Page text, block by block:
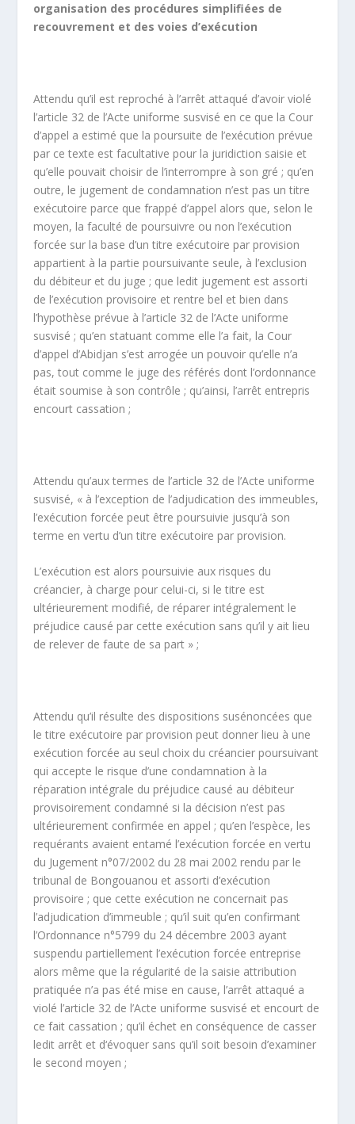
organisation des procédures simplifiées de
recouvrement et des voies d’exécution
Attendu qu’il est reproché à l’arrêt attaqué d’avoir violé
l’article 32 de l’Acte uniforme susvisé en ce que la Cour
d’appel a estimé que la poursuite de l’exécution prévue
par ce texte est facultative pour la juridiction saisie et
qu’elle pouvait choisir de l’interrompre à son gré ; qu’en
outre, le jugement de condamnation n’est pas un titre
exécutoire parce que frappé d’appel alors que, selon le
moyen, la faculté de poursuivre ou non l’exécution
forcée sur la base d’un titre exécutoire par provision
appartient à la partie poursuivante seule, à l’exclusion
du débiteur et du juge ; que ledit jugement est assorti
de l’exécution provisoire et rentre bel et bien dans
l’hypothèse prévue à l’article 32 de l’Acte uniforme
susvisé ; qu’en statuant comme elle l’a fait, la Cour
d’appel d’Abidjan s’est arrogée un pouvoir qu’elle n’a
pas, tout comme le juge des référés dont l’ordonnance
était soumise à son contrôle ; qu’ainsi, l’arrêt entrepris
encourt cassation ;
Attendu qu’aux termes de l’article 32 de l’Acte uniforme
susvisé, « à l’exception de l’adjudication des immeubles,
l’exécution forcée peut être poursuivie jusqu’à son
terme en vertu d’un titre exécutoire par provision.
L’exécution est alors poursuivie aux risques du
créancier, à charge pour celui-ci, si le titre est
ultérieurement modifié, de réparer intégralement le
préjudice causé par cette exécution sans qu’il y ait lieu
de relever de faute de sa part » ;
Attendu qu’il résulte des dispositions susénoncées que
le titre exécutoire par provision peut donner lieu à une
exécution forcée au seul choix du créancier poursuivant
qui accepte le risque d’une condamnation à la
réparation intégrale du préjudice causé au débiteur
provisoirement condamné si la décision n’est pas
ultérieurement confirmée en appel ; qu’en l’espèce, les
requérants avaient entamé l’exécution forcée en vertu
du Jugement n°07/2002 du 28 mai 2002 rendu par le
tribunal de Bongouanou et assorti d’exécution
provisoire ; que cette exécution ne concernait pas
l’adjudication d’immeuble ; qu’il suit qu’en confirmant
l’Ordonnance n°5799 du 24 décembre 2003 ayant
suspendu partiellement l’exécution forcée entreprise
alors même que la régularité de la saisie attribution
pratiquée n’a pas été mise en cause, l’arrêt attaqué a
violé l’article 32 de l’Acte uniforme susvisé et encourt de
ce fait cassation ; qu’il échet en conséquence de casser
ledit arrêt et d‘évoquer sans qu’il soit besoin d’examiner
le second moyen ;